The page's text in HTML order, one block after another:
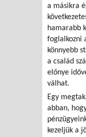
a másikra
hamarabb
foglalkozni
könnyebb
a család
előnye
válhat.
Egy
abban,
kezeljük a